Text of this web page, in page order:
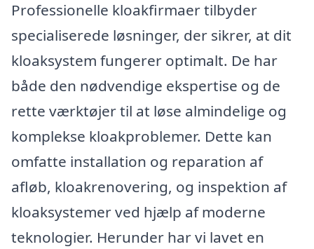
Professionelle kloakfirmaer tilbyder
specialiserede løsninger, der sikrer, at dit
kloaksystem fungerer optimalt. De har
både den nødvendige ekspertise og de
rette værktøjer til at løse almindelige og
komplekse kloakproblemer. Dette kan
omfatte installation og reparation af
afløb, kloakrenovering, og inspektion af
kloaksystemer ved hjælp af moderne
teknologier. Herunder har vi lavet en